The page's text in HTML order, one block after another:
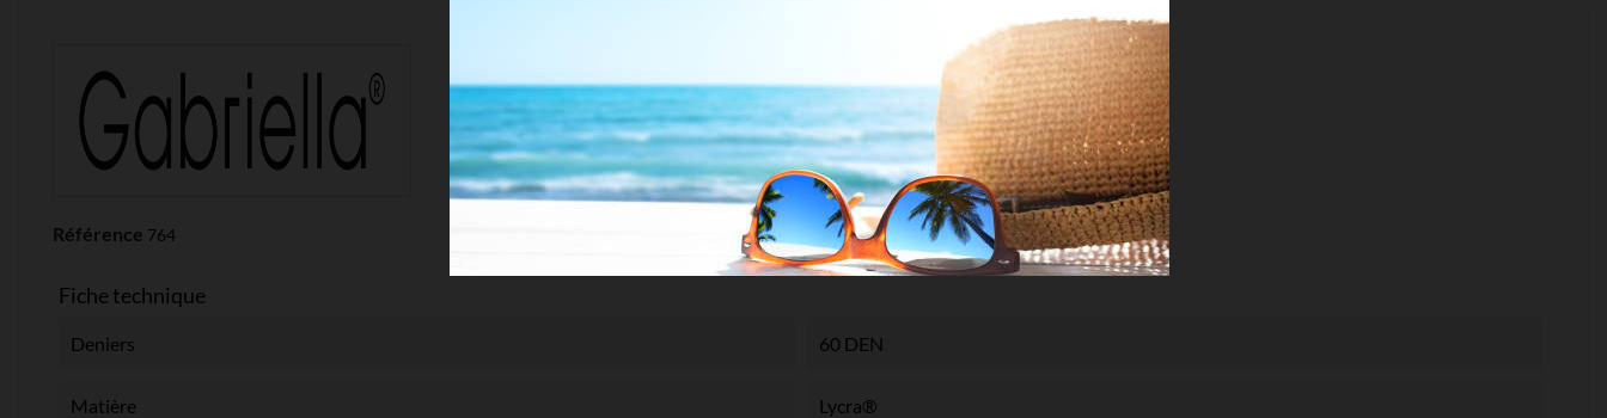
Référence 764
Fiche technique
Deniers 60 DEN
Matière Lycra®